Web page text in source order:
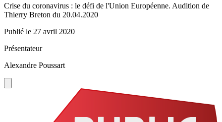
Crise du coronavirus : le défi de l'Union Européenne. Audition de
Thierry Breton du 20.04.2020
Publié le 27 avril 2020
Présentateur
Alexandre Poussart